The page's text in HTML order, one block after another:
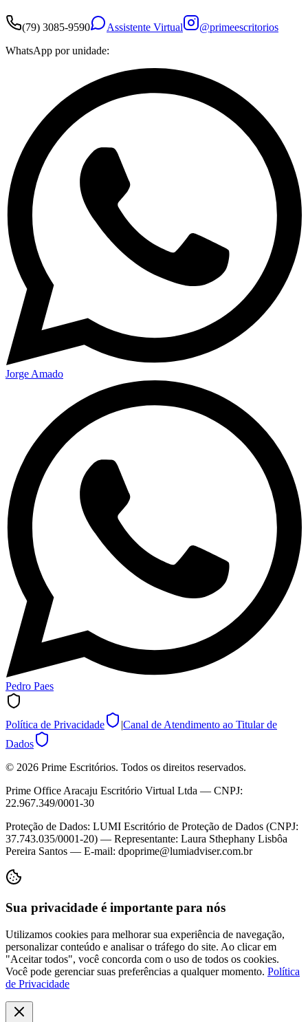
(79) 3085-9590 Assistente Virtual
@primeescritorios
WhatsApp por unidade:
Jorge Amado
Pedro Paes
Política de Privacidade |Canal de Atendimento ao Titular de
Dados
© 2026 Prime Escritórios. Todos os direitos reservados.
Prime Office Aracaju Escritório Virtual Ltda — CNPJ:
22.967.349/0001-30
Proteção de Dados: LUMI Escritório de Proteção de Dados (CNPJ:
37.743.035/0001-20) — Representante: Laura Sthephany Lisbôa
Pereira Santos — E-mail: dpoprime@lumiadviser.com.br
Sua privacidade é importante para nós
Utilizamos cookies para melhorar sua experiência de navegação,
personalizar conteúdo e analisar o tráfego do site. Ao clicar em
"Aceitar todos", você concorda com o uso de todos os cookies.
Você pode gerenciar suas preferências a qualquer momento. Política
de Privacidade